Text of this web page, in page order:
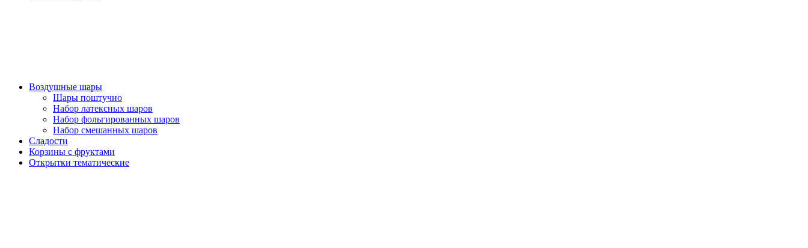
Воздушные шары
Шары поштучно
Набор латексных шаров
Набор фольгированных шаров
Набор смешанных шаров
Сладости
Корзины с фруктами
Открытки тематические